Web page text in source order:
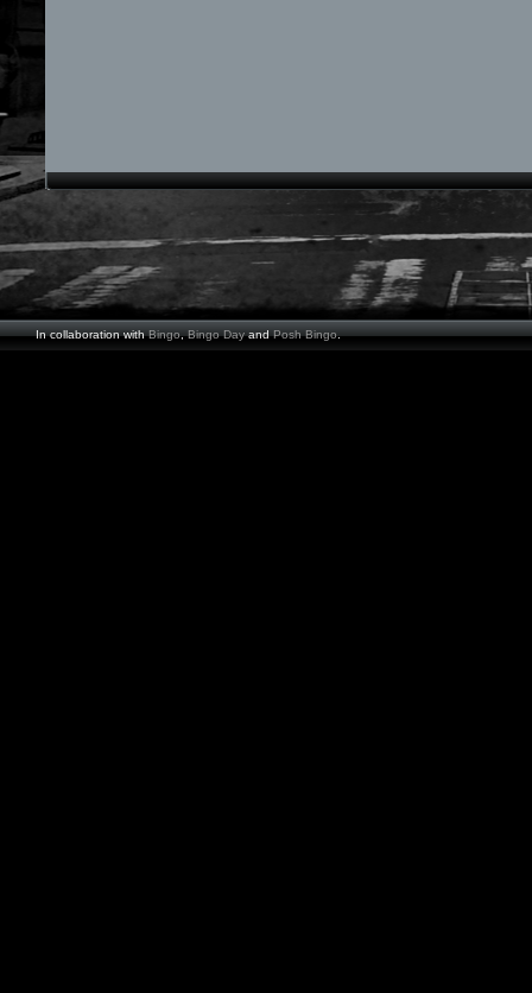
In collaboration withBingo,Bingo DayandPosh Bingo.